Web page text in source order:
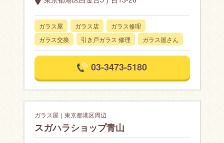
ガラス屋 ガラス店
ガラス修理
ガラス交換
引き戸ガラス 修理 ガラス屋さん
03-3473-5180
ガラス屋｜東京都港区周辺
スガハラショップ青山